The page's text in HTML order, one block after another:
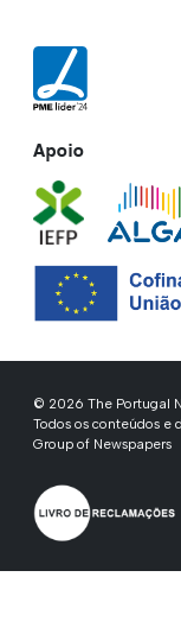
Apoio
© 2026 The Portugal
Todos os conteúdos e
Group of Newspapers